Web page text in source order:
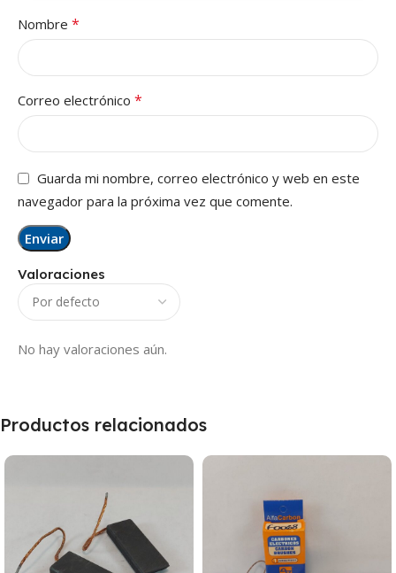
Valoraciones
No hay valoraciones aún.
Nombre *
Correo electrónico *
Guarda mi nombre, correo electrónico y web en este
navegador para la próxima vez que comente.
Productos relacionados